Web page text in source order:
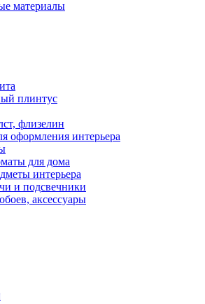
плинтус
флизелин
оформления интерьера
для дома
интерьера
и подсвечники
аксессуары